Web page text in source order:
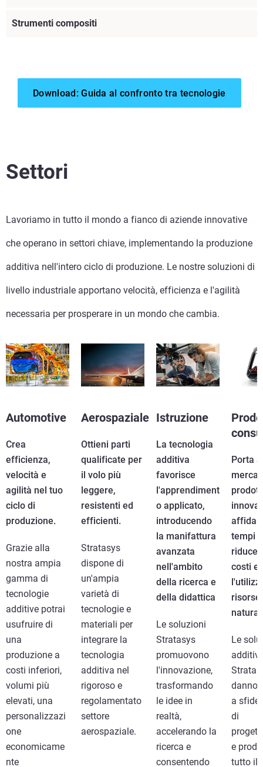
Scopri di più
Scopri di più
Scopri di più
Strumenti compositi
Scopri di più
Download: Guida al confronto tra tecnologie
Settori
Lavoriamo in tutto il mondo a fianco di aziende innovative
che operano in settori chiave, implementando la produzione
additiva nell'intero ciclo di produzione. Le nostre soluzioni di
livello industriale apportano velocità, efficienza e l'agilità
necessaria per prosperare in un mondo che cambia.
Automotive
Crea
efficienza,
velocità e
agilità nel tuo
ciclo di
produzione.
Grazie alla
nostra ampia
gamma di
tecnologie
additive potrai
usufruire di
una
produzione a
costi inferiori,
volumi più
elevati, una
personalizzazi
one
economicame
nte
Aerospaziale
Ottieni parti
qualificate per
il volo più
leggere,
resistenti ed
efficienti.
Stratasys
dispone di
un'ampia
varietà di
tecnologie e
materiali per
integrare la
tecnologia
additiva nel
rigoroso e
regolamentato
settore
aerospaziale.
Istruzione
La tecnologia
additiva
favorisce
l'apprendiment
o applicato,
introducendo
la manifattura
avanzata
nell'ambito
della ricerca e
della didattica
Le soluzioni
Stratasys
promuovono
l'innovazione,
trasformando
le idee in
realtà,
accelerando la
ricerca e
consentendo
Porta
tempi
costi e
risorse
Le
danno
a sfide
di
e
tutto il